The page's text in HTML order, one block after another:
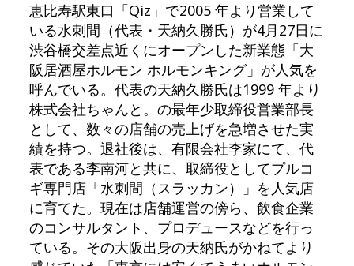
恵比寿駅東口「Qiz」で2005 年より営業して
いる水刺間（代表・天納久勝氏）が4月27日に
渋谷橋交差点近くにオープンした新業態「大
阪居酒屋ホルモン ホルモンキング」が人気を
呼んでいる。代表の天納久勝氏は1999 年より
株式会社ちゃんと。の最年少取締役営業部長
として、数々の店舗の売上げを急増させた実
績を持つ。退社後は、有限会社李家にて、代
表である李南河と共に、取締役としてプルコ
ギ専門店「水刺間（スラッカン）」を人気店
に育てた。現在は店舗運営の傍ら、飲食企業
のコンサルタント、プロデュースなどを行っ
ている。その大阪出身の天納氏がかねてより